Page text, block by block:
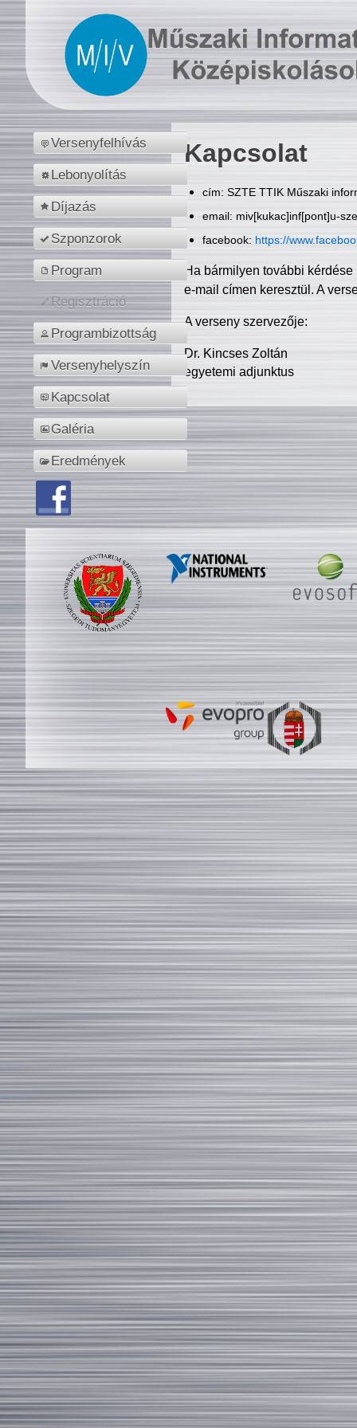
Versenyfelhívás
Lebonyolítás
Díjazás
Szponzorok
Program
Regisztráció
Programbizottság
Versenyhelyszín
Kapcsolat
Galéria
Eredmények
Kapcsolat
cím: SZTE TTIK Műszaki
email: miv[kukac]inf[pont]u-
facebook: https://
Ha bármilyen további
e-mail címen keresztül. A
A verseny szervezője:
Dr. Kincses Zoltán
egyetemi adjunktus